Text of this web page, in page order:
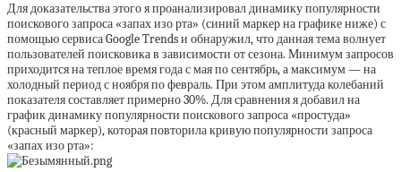
Для доказательства этого я проанализировал динамику популярности
поискового запроса «запах изо рта» (синий маркер на графике ниже) с
помощью сервиса Google Trends и обнаружил, что данная тема волнует
пользователей поисковика в зависимости от сезона. Минимум запросов
приходится на теплое время года с мая по сентябрь, а максимум — на
холодный период с ноября по февраль. При этом амплитуда колебаний
показателя составляет примерно 30%. Для сравнения я добавил на
график динамику популярности поискового запроса «простуда»
(красный маркер), которая повторила кривую популярности запроса
«запах изо рта»: